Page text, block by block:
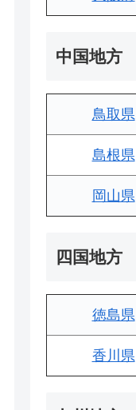
中国地方
鳥取県
島根県
岡山県
四国地方
徳島県
香川県